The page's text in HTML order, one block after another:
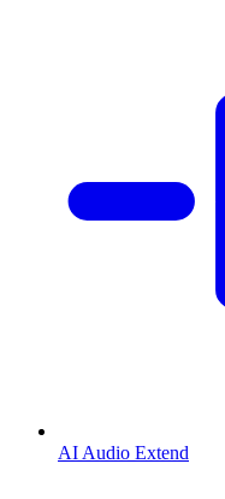
AI Audio Extend